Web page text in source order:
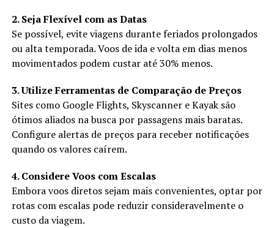
2. Seja Flexível com as Datas
Se possível, evite viagens durante feriados prolongados
ou alta temporada. Voos de ida e volta em dias menos
movimentados podem custar até 30% menos.
3. Utilize Ferramentas de Comparação de Preços
Sites como Google Flights, Skyscanner e Kayak são
ótimos aliados na busca por passagens mais baratas.
Configure alertas de preços para receber notificações
quando os valores caírem.
4. Considere Voos com Escalas
Embora voos diretos sejam mais convenientes, optar por
rotas com escalas pode reduzir consideravelmente o
custo da viagem.